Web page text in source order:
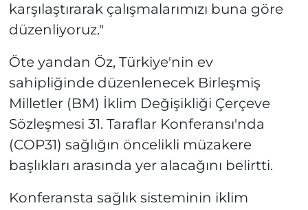
karşılaştırarak çalışmalarımızı buna göre
düzenliyoruz."
Öte yandan Öz, Türkiye'nin ev
sahipliğinde düzenlenecek Birleşmiş
Milletler (BM) İklim Değişikliği Çerçeve
Sözleşmesi 31. Taraflar Konferansı'nda
(COP31) sağlığın öncelikli müzakere
başlıkları arasında yer alacağını belirtti.
Konferansta sağlık sisteminin iklim